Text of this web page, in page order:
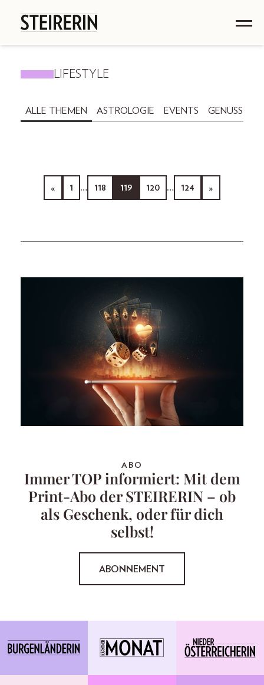
LIFESTYLE
ALLE THEMEN ASTROLOGIE EVENTS GENUSS
« 1 … 118 119 120 … 124 »
ABO
Immer TOP informiert: Mit dem
Print-Abo der STEIRERIN – ob
als Geschenk, oder für dich
selbst!
ABONNEMENT